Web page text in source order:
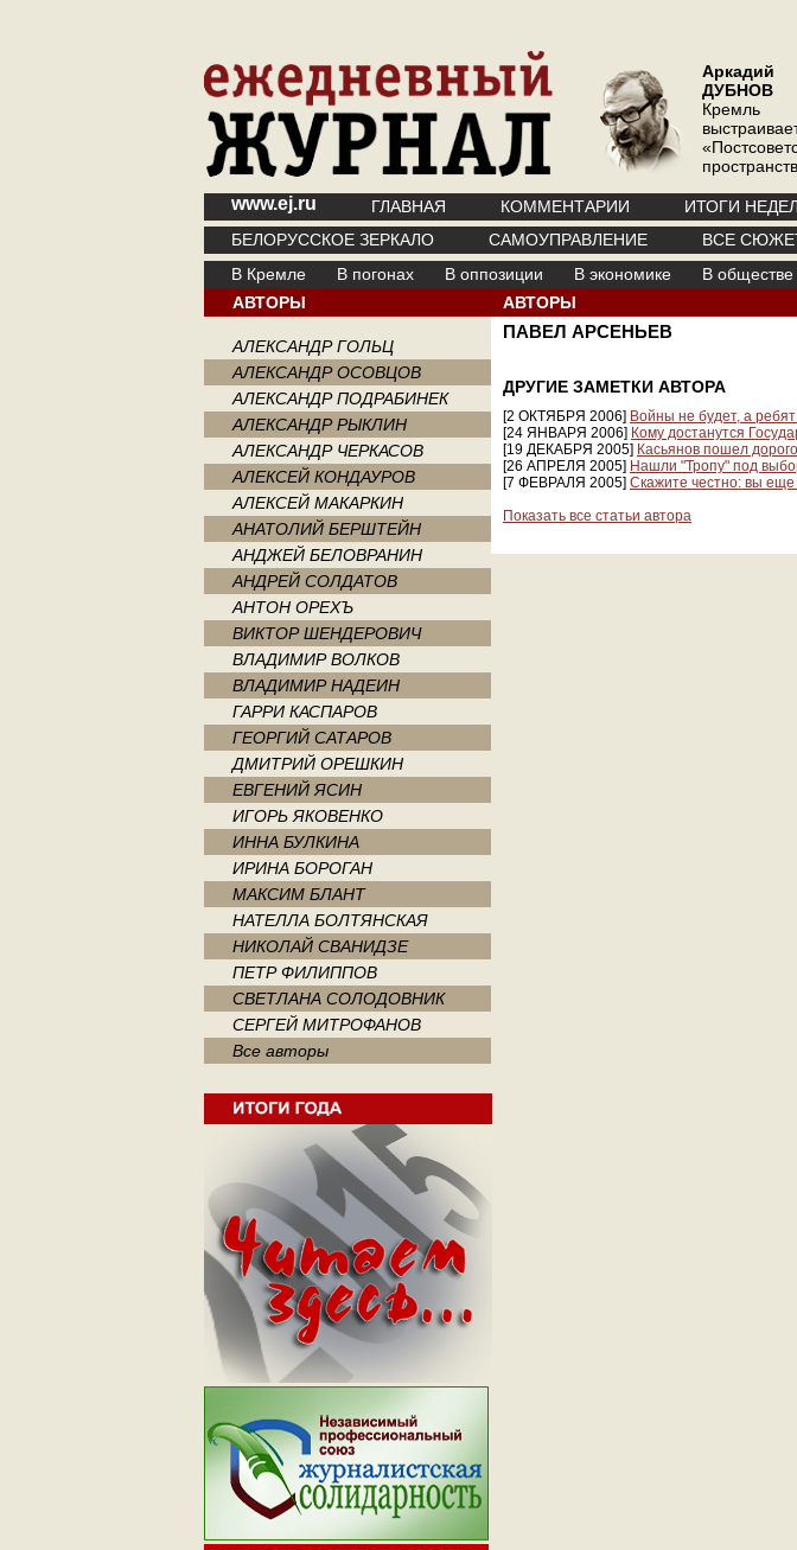
Аркадий
ДУБНОВ
Кремль
www.ej.ru ГЛАВНАЯ КОММЕНТАРИИ ИТОГИ
БЕЛОРУССКОЕ ЗЕРКАЛО
САМОУПРАВЛЕНИЕ
ВСЕ
В Кремле
В погонах В оппозиции В экономике В обществе
АВТОРЫ
АЛЕКСАНДР ГОЛЬЦ
АЛЕКСАНДР ОСОВЦОВ
АЛЕКСАНДР ПОДРАБИНЕК
АЛЕКСАНДР РЫКЛИН
АЛЕКСАНДР ЧЕРКАСОВ
АЛЕКСЕЙ КОНДАУРОВ
АЛЕКСЕЙ МАКАРКИН
АНАТОЛИЙ БЕРШТЕЙН
АНДЖЕЙ БЕЛОВРАНИН
АНДРЕЙ СОЛДАТОВ
АНТОН ОРЕХЪ
ВИКТОР ШЕНДЕРОВИЧ
ВЛАДИМИР ВОЛКОВ
ВЛАДИМИР НАДЕИН
ГАРРИ КАСПАРОВ
ГЕОРГИЙ САТАРОВ
ДМИТРИЙ ОРЕШКИН
ЕВГЕНИЙ ЯСИН
ИГОРЬ ЯКОВЕНКО
ИННА БУЛКИНА
ИРИНА БОРОГАН
МАКСИМ БЛАНТ
НАТЕЛЛА БОЛТЯНСКАЯ
НИКОЛАЙ СВАНИДЗЕ
ПЕТР ФИЛИППОВ
СВЕТЛАНА СОЛОДОВНИК
СЕРГЕЙ МИТРОФАНОВ
Все авторы
АВТОРЫ
ПАВЕЛ АРСЕНЬЕВ
ДРУГИЕ ЗАМЕТКИ АВТОРА
[2 ОКТЯБРЯ 2006] Войны не будет, а
[24 ЯНВАРЯ 2006] Кому достанутся
[19 ДЕКАБРЯ 2005] Касьянов пошел
[26 АПРЕЛЯ 2005] Нашли "Тропу" под
[7 ФЕВРАЛЯ 2005] Скажите честно: вы еще
Показать все статьи автора